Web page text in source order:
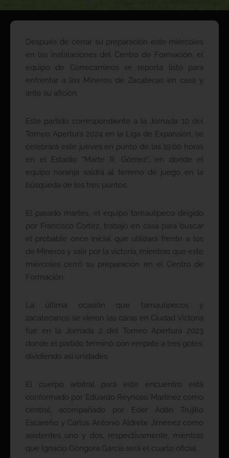
Después de cerrar su preparación este miércoles
en las instalaciones del Centro de Formación, el
equipo de Correcaminos se reporta listo para
enfrentar a los Mineros de Zacatecas en casa y
ante su afición.
Este partido correspondiente a la Jornada 10 del
Torneo Apertura 2024 en la Liga de Expansión, se
celebrará este jueves en punto de las 19:00 horas
en el Estadio “Marte R. Gómez”, en donde el
equipo naranja saldrá al terreno de juego en la
búsqueda de los tres puntos.
El pasado martes, el equipo tamaulipeco dirigido
por Francisco Cortéz, trabajó en casa para buscar
el probable once inicial que utilizará frente a los
de Mineros y salir por la victoria, mientras que este
miércoles cerró su preparación en el Centro de
Formación.
La última ocasión que tamaulipecos y
zacatecanos se vieron las caras en Ciudad Victoria
fue en la Jornada 2 del Torneo Apertura 2023
donde el partido terminó con empate a tres goles,
dividiendo así unidades.
El cuerpo arbitral para este encuentro está
conformado por Eduardo Reynoso Martínez como
central, acompañado por Eder Adán Trujillo
Escareño y Carlos Antonio Aldrete Jiménez como
asistentes uno y dos, respectivamente, mientras
que Ignacio Góngora García será el cuarto oficial.